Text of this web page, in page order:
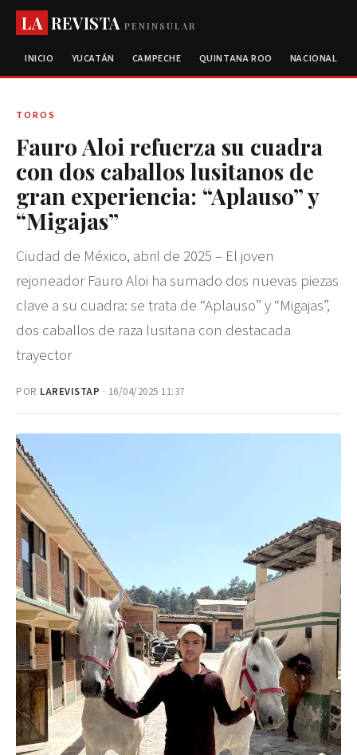
LA REVISTAPENINSULAR
INICIO YUCATÁN CAMPECHE QUINTANA ROO NACIONAL
TOROS
Fauro Aloi refuerza su cuadra
con dos caballos lusitanos de
gran experiencia: “Aplauso” y
“Migajas”
Ciudad de México, abril de 2025 – El joven
rejoneador Fauro Aloi ha sumado dos nuevas piezas
clave a su cuadra: se trata de “Aplauso” y “Migajas”,
dos caballos de raza lusitana con destacada
trayector
POR LAREVISTAP · 16/04/2025 11:37